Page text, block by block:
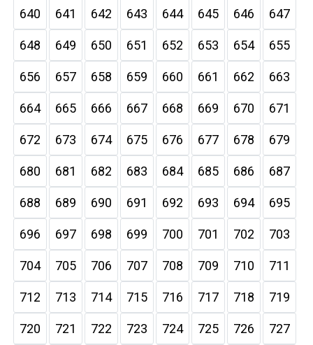
640 641 642 643 644 645 646 647
648 649 650 651 652 653 654 655
656 657 658 659 660 661 662 663
664 665 666 667 668 669 670 671
672 673 674 675 676 677 678 679
680 681 682 683 684 685 686 687
688 689 690 691 692 693 694 695
696 697 698 699 700 701 702 703
704 705 706 707 708 709 710 711
712 713 714 715 716 717 718 719
720 721 722 723 724 725 726 727